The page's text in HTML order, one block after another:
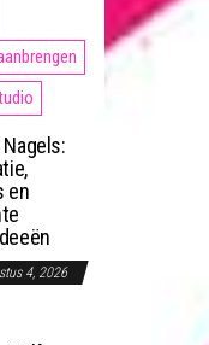
en
4, 2026